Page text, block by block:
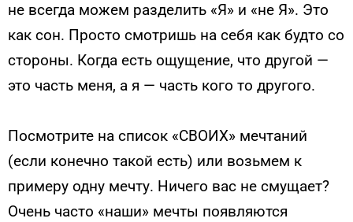
не всегда можем разделить «Я» и «не Я». Это
как сон. Просто смотришь на себя как будто со
стороны. Когда есть ощущение, что другой —
это часть меня, а я — часть кого то другого.
Посмотрите на список «СВОИХ» мечтаний
(если конечно такой есть) или возьмем к
примеру одну мечту. Ничего вас не смущает?
Очень часто «наши» мечты появляются